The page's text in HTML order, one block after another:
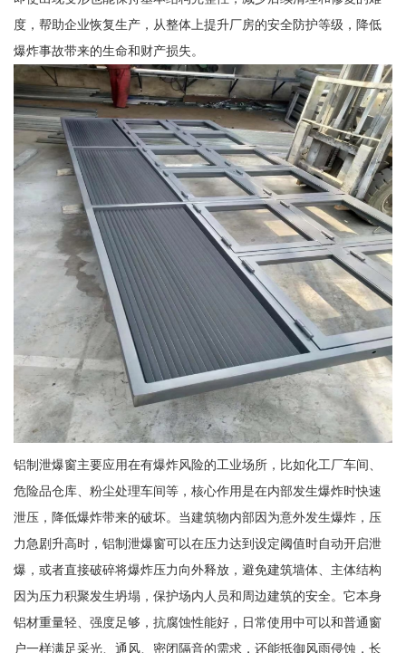
度，帮助企业恢复生产，从整体上提升厂房的安全防护等级，降低
爆炸事故带来的生命和财产损失。
铝制泄爆窗主要应用在有爆炸风险的工业场所，比如化工厂车间、
危险品仓库、粉尘处理车间等，核心作用是在内部发生爆炸时快速
泄压，降低爆炸带来的破坏。当建筑物内部因为意外发生爆炸，压
力急剧升高时，铝制泄爆窗可以在压力达到设定阈值时自动开启泄
爆，或者直接破碎将爆炸压力向外释放，避免建筑墙体、主体结构
因为压力积聚发生坍塌，保护场内人员和周边建筑的安全。它本身
铝材重量轻、强度足够，抗腐蚀性能好，日常使用中可以和普通窗
户一样满足采光、通风、密闭隔音的需求，还能抵御风雨侵蚀，长